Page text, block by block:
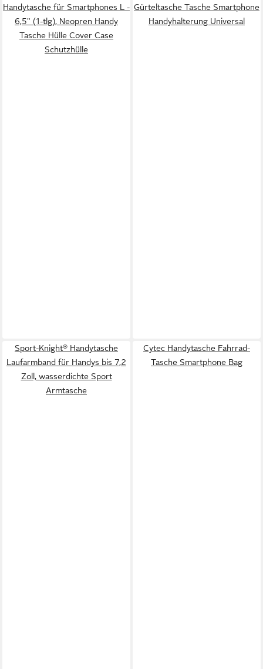
Handytasche für Smartphones L -
6,5" (1-tlg), Neopren Handy
Tasche Hülle Cover Case
Schutzhülle
Gürteltasche Tasche Smartphone
Handyhalterung Universal
Sport-Knight® Handytasche
Laufarmband für Handys bis 7,2
Zoll, wasserdichte Sport
Armtasche
Cytec Handytasche Fahrrad-
Tasche Smartphone Bag